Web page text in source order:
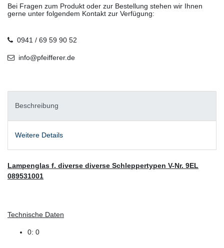
Bei Fragen zum Produkt oder zur Bestellung stehen wir Ihnen
gerne unter folgendem Kontakt zur Verfügung:
0941 / 69 59 90 52
info@pfeifferer.de
Beschreibung
Weitere Details
Lampenglas f. diverse diverse Schleppertypen V-Nr. 9EL
089531001
Technische Daten
0: 0